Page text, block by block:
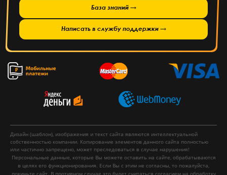
База знаний →
Написать в службу поддержки →
Дизайн (шаблон), изображения и текст сайта являются интеллектуальной
собственностью компании. Копирование элементов данного сайта полностью
или частично запрещено, может преследоваться в случае нарушения!
Персональные данные, которые Вы можете оставить на сайте, обрабатываются
в целях его функционирования. Если Вы с этим не согласны, то пожалуйста,